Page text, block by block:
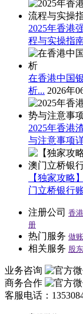
2025年香港
程与实操指
在香港中国
析... 2026年
2025年香港
与注意事项
【独家攻略
门立桥银行
注册公司 香
册
热门服务 做
相关服务 股
业务咨询
商务合作
客服电话：